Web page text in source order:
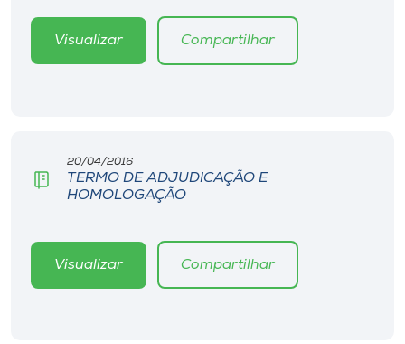
Unoesc
Visualizar Compartilhar
20/04/2016
TERMO DE ADJUDICAÇÃO E
HOMOLOGAÇÃO
Visualizar Compartilhar